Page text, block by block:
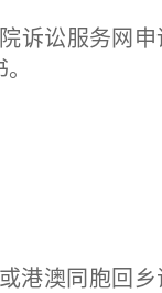
讼服务网申
澳同胞回乡